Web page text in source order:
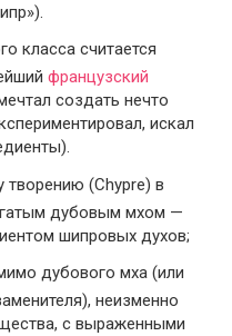
класса считается
французский
создать нечто
искал
(Chypre) в
дубовым мхом —
шипровых духов;
дубового мха (или
неизменно
с выраженными